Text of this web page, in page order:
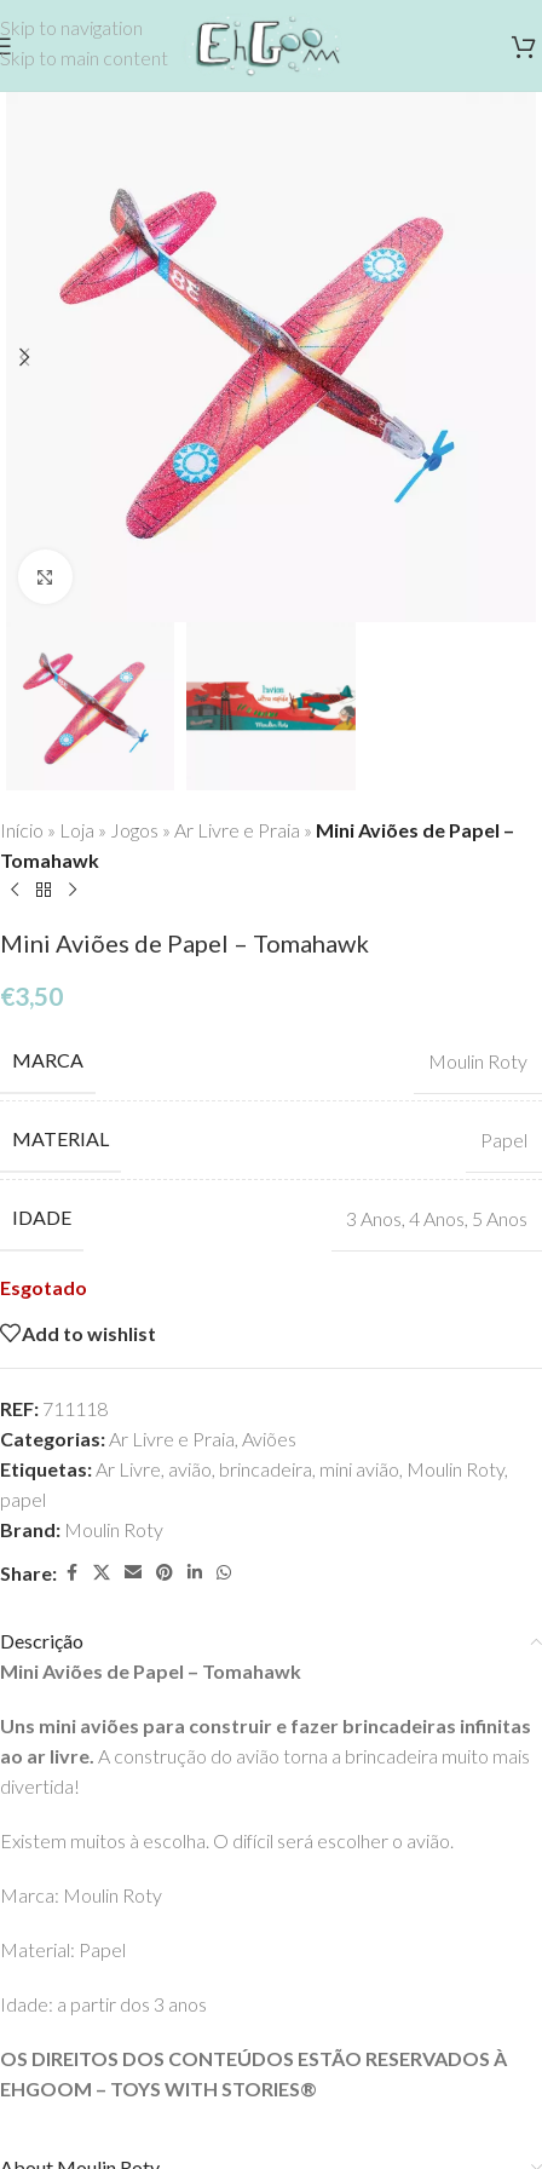
Skip to navigation
Skip to main content
Início » Loja » Jogos » Ar Livre e Praia » Mini Aviões de Papel –
Tomahawk
Mini Aviões de Papel – Tomahawk
€3,50
MARCA Moulin Roty
MATERIAL Papel
IDADE 3 Anos 4 Anos 5 Anos
Esgotado
Add to wishlist
REF: 711118
Categorias:Ar Livre e Praia, Aviões
Etiquetas:Ar Livre, avião, brincadeira, mini avião, Moulin Roty,
papel
Brand: Moulin Roty
Share:
Descrição
Mini Aviões de Papel – Tomahawk
Uns mini aviões para construir e fazer brincadeiras infinitas
ao ar livre. A construção do avião torna a brincadeira muito mais
divertida!
Existem muitos à escolha. O difícil será escolher o avião.
Marca: Moulin Roty
Material: Papel
Idade: a partir dos 3 anos
OS DIREITOS DOS CONTEÚDOS ESTÃO RESERVADOS À
EHGOOM – TOYS WITH STORIES®️